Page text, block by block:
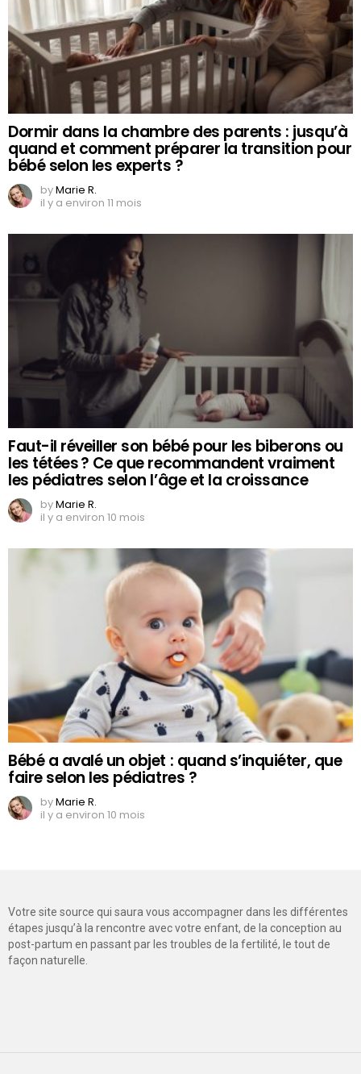
Dormir dans la chambre des parents : jusqu’à
quand et comment préparer la transition pour
bébé selon les experts ?
byMarie R.
il y a environ 11 mois
Faut-il réveiller son bébé pour les biberons ou
les tétées ? Ce que recommandent vraiment
les pédiatres selon l’âge et la croissance
byMarie R.
il y a environ 10 mois
Bébé a avalé un objet : quand s’inquiéter, que
faire selon les pédiatres ?
byMarie R.
il y a environ 10 mois
Votre site source qui saura vous accompagner dans les différentes
étapes jusqu’à la rencontre avec votre enfant, de la conception au
post-partum en passant par les troubles de la fertilité, le tout de
façon naturelle.